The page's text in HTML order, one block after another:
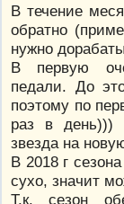
В течение
обратно
нужно
В первую
педали. До
поэтому по
раз в день)))
звезда на
В 2018 г
сухо, значит
Т.к. сезон